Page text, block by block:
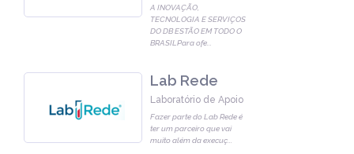
A INOVAÇÃO,
TECNOLOGIA E SERVIÇOS
DO DB ESTÃO EM TODO O
BRASILPara ofe
Lab Rede
Laboratório de Apoio
Fazer parte do Lab Rede é
ter um parceiro que vai
muito além da execuç